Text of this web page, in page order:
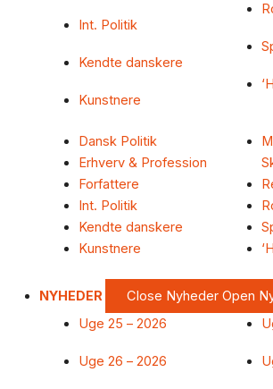
Int. Politik
Kendte danskere
Kunstnere
Dansk Politik
Erhverv & Profession
Forfattere
Int. Politik
Kendte danskere
Kunstnere
NYHEDER Close Nyheder Open
Uge 25 – 2026
Uge 26 – 2026